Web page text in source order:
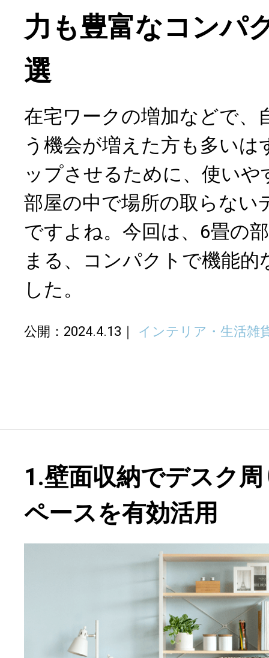
力も豊富なコンパ
選
在宅ワークの増加などで、
う機会が増えた方も多いは
ップさせるために、使い
部屋の中で場所の取らない
ですよね。今回は、6畳の
まる、コンパクトで機能
した。
公開：2024.4.13 インテリア・生活雑
1.壁面収納でデスク
ペースを有効活用